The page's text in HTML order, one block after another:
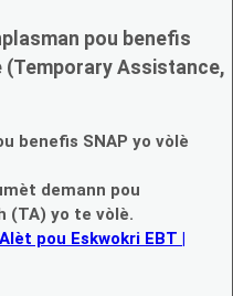
pou benefis
(Temporary Assistance,
benefis SNAP yo vòlè
demann pou
(TA) yo te vòlè.
Alèt pou Eskwokri EBT |